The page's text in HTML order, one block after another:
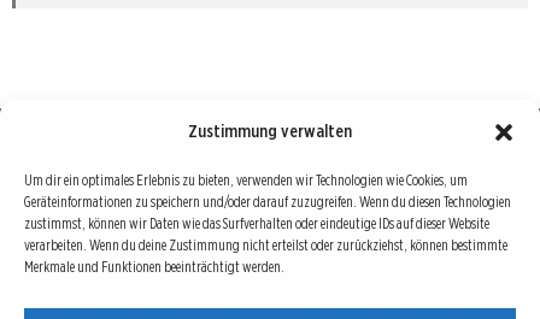
Zustimmung verwalten
Um dir ein optimales Erlebnis zu bieten, verwenden wir Technologien wie Cookies, um
Geräteinformationen zu speichern und/oder darauf zuzugreifen. Wenn du diesen Technologien
zustimmst, können wir Daten wie das Surfverhalten oder eindeutige IDs auf dieser Website
verarbeiten. Wenn du deine Zustimmung nicht erteilst oder zurückziehst, können bestimmte
Merkmale und Funktionen beeinträchtigt werden.
Börse : lokal, international, global
Erfolgreiche Börsengeschäfte bedingen vor allem drei Dinge: Verlässliche Informationen,
richtige Interpretationen und unabhängige Informationsquellen. Diese drei Bausteine sind
auch die redaktionelle Leitlinie von Börse Global.
Hinter Börse Global steht ein Team von erfahrenen Finanzjournalisten, die zum Teil schon